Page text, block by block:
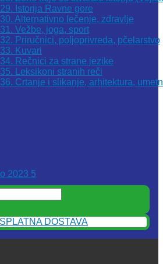
29. Istorija Ravne gore
30. Alternativno lečenje, zdravlje
31. Vežbe, joga, sport
32. Priručnici, poljoprivreda, pčelarstvo
33. Kuvari
34. Rečnici za strane jezike
35. Leksikoni stranih reči
36. Crtanje i slikanje, arhitektura,